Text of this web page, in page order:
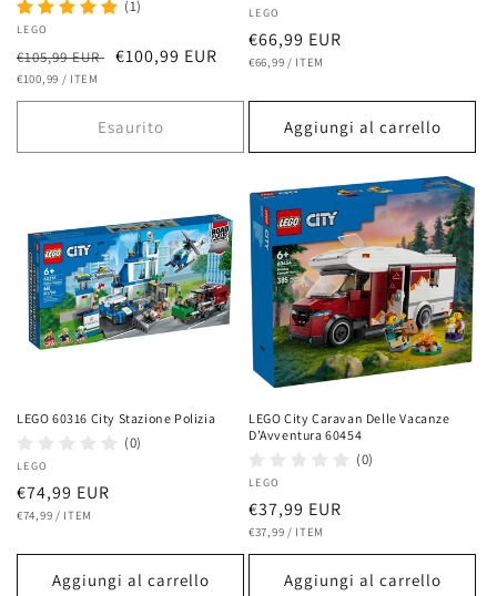
(1)
Fornitore:
LEGO
Prezzo
di
listino
€105,99 EUR Prezzo
€100,99 EUR
PREZZO
€100,99 / PER
ITEM
Esaurito
Fornitore:
LEGO
Prezzo
di
€66,99 EUR
PREZZO
€66,99 / PER
ITEM
Aggiungi al carrello
LEGO 60316 City Stazione Polizia
(0)
Fornitore:
LEGO
Prezzo
di
€74,99 EUR
PREZZO
€74,99 / PER
ITEM
Aggiungi al carrello
LEGO City Caravan Delle Vacanze
D’Avventura 60454
(0)
Fornitore:
LEGO
Prezzo
di
listino
€37,99 EUR
PREZZO
€37,99 / PER
ITEM
Aggiungi al carrello